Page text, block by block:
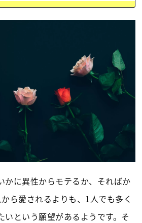
かに異性からモテるか、そればか
ら愛されるよりも、1人でも多く
いという願望があるようです。そ